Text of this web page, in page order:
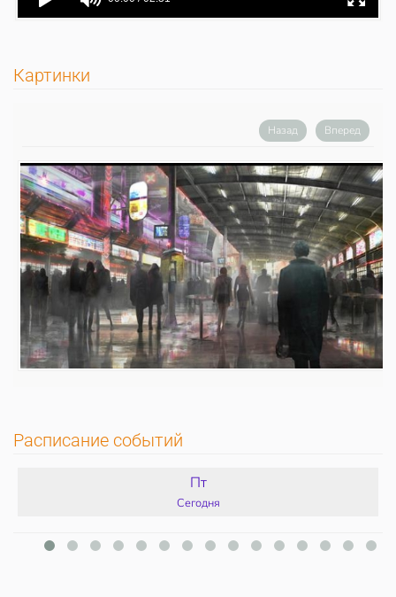
Картинки
Назад Вперед
Расписание событий
Пт
Сегодня